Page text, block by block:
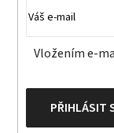
Vložením e-
PŘIHLÁSIT